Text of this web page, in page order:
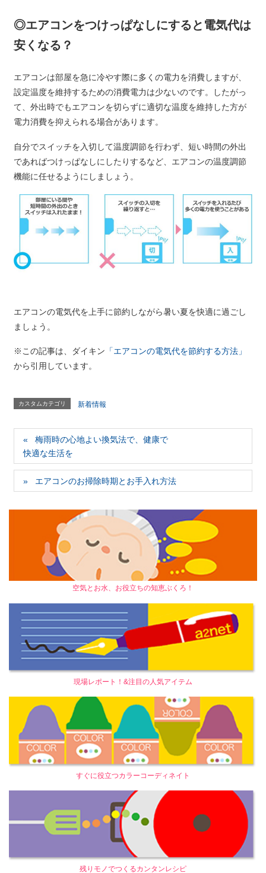
◎エアコンをつけっぱなしにすると電気代は
安くなる？
エアコンは部屋を急に冷やす際に多くの電力を消費しますが、
設定温度を維持するための消費電力は少ないのです。したがっ
て、外出時でもエアコンを切らずに適切な温度を維持した方が
電力消費を抑えられる場合があります。
自分でスイッチを入切して温度調節を行わず、短い時間の外出
であればつけっぱなしにしたりするなど、エアコンの温度調節
機能に任せるようにしましょう。
エアコンの電気代を上手に節約しながら暑い夏を快適に過ごし
ましょう。
※この記事は、ダイキン 「エアコンの電気代を節約する方法」
から引用しています。
カスタムカテゴリ 新着情報
梅雨時の心地よい換気法で、健康で
快適な生活を
エアコンのお掃除時期とお手入れ方法
空気とお水、お役立ちの知恵ぶくろ！
現場レポート！&注目の人気アイテム
すぐに役立つカラーコーディネイト
残りモノでつくるカンタンレシピ